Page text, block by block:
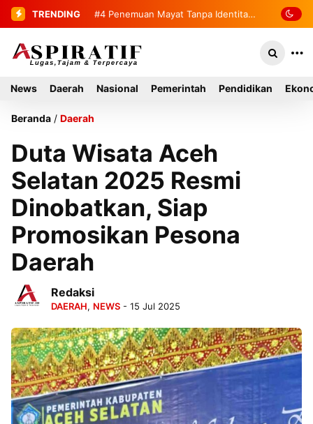
TRENDING #4 Penemuan Mayat Tanpa
Damai Kluet Selatan
#5 Bupati Mirwan Tinjau Langsung
Instruksikan Masuk Program Bantuan
News Daerah Nasional Pemerintah Pendidikan
Beranda / Daerah
Duta Wisata Aceh
Selatan 2025 Resmi
Dinobatkan, Siap
Promosikan Pesona
Daerah
Redaksi
DAERAH, NEWS - 15 Jul 2025